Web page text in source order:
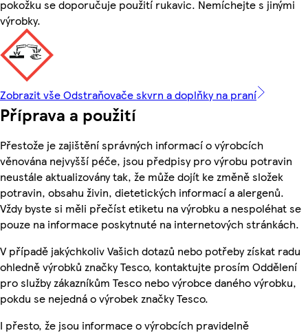
pokožku se doporučuje použití rukavic. Nemíchejte s jinými
výrobky.
Zobrazit vše Odstraňovače skvrn a doplňky na praní
Příprava a použití
Přestože je zajištění správných informací o výrobcích
věnována nejvyšší péče, jsou předpisy pro výrobu potravin
neustále aktualizovány tak, že může dojít ke změně složek
potravin, obsahu živin, dietetických informací a alergenů.
Vždy byste si měli přečíst etiketu na výrobku a nespoléhat se
pouze na informace poskytnuté na internetových stránkách.
V případě jakýchkoliv Vašich dotazů nebo potřeby získat radu
ohledně výrobků značky Tesco, kontaktujte prosím Oddělení
pro služby zákazníkům Tesco nebo výrobce daného výrobku,
pokdu se nejedná o výrobek značky Tesco.
I přesto, že jsou informace o výrobcích pravidelně